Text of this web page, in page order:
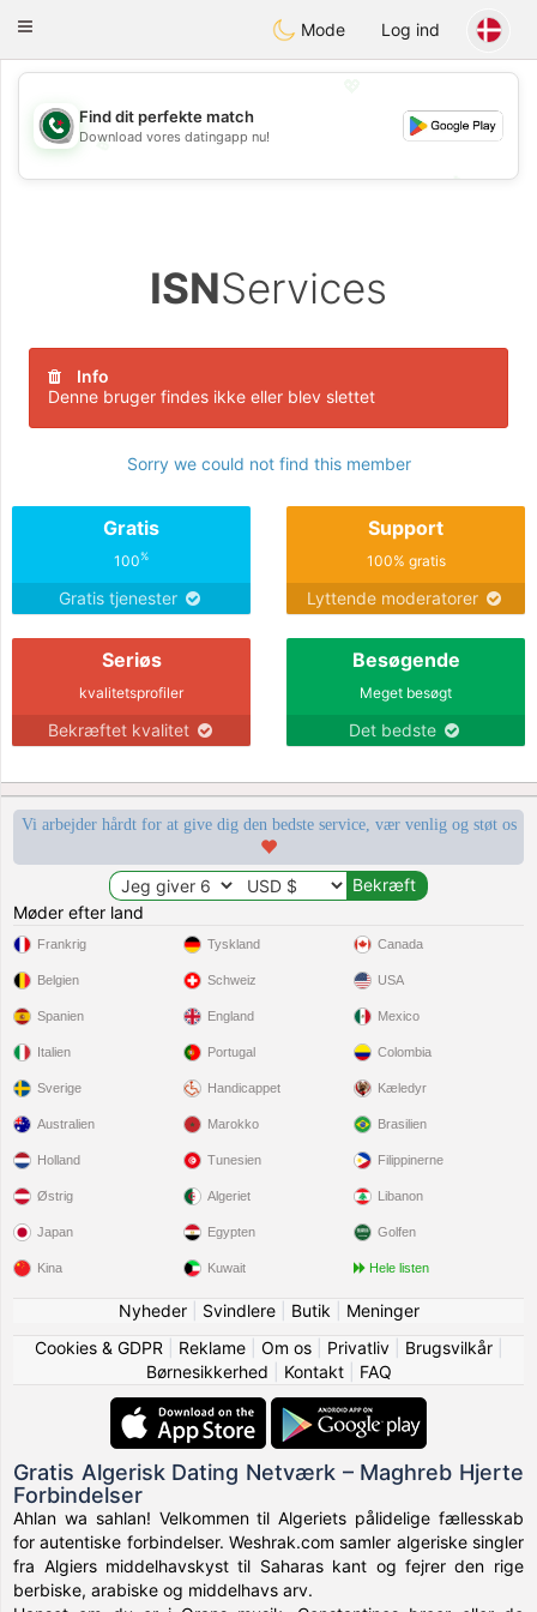
Weshrak
Toggle
Mode Log ind
💖
💕
Find dit perfekte match
Download vores datingapp nu!
ISNServices
Info
Denne bruger findes ikke eller blev slettet
Sorry we could not find this member
Gratis
100%
Gratis tjenester
Support
100% gratis
Lyttende moderatorer
Seriøs
kvalitetsprofiler
Bekræftet kvalitet
Besøgende
Meget besøgt
Det bedste
Vi arbejder hårdt for at give dig den bedste service, vær venlig og støt os
Møder efter land
Frankrig
Belgien
Spanien
Italien
Sverige
Tyskland
Schweiz
England
Portugal
Handicappet
Canada
USA
Mexico
Colombia
Kæledyr
Australien
Holland
Østrig
Japan
Kina
Marokko
Tunesien
Algeriet
Egypten
Kuwait
Brasilien
Filippinerne
Libanon
Golfen
Hele listen
Nyheder| Svindlere| Butik
Meninger
Cookies & GDPR
Reklame| Om os| Privatliv| Brugsvilkår|
Børnesikkerhed
Kontakt| FAQ
Gratis Algerisk Dating Netværk – Maghreb Hjerte
Forbindelser
Ahlan wa sahlan! Velkommen til Algeriets pålidelige fællesskab
for autentiske forbindelser. Weshrak.com samler algeriske singler
fra Algiers middelhavskyst til Saharas kant og fejrer den rige
berbiske, arabiske og middelhavs arv.